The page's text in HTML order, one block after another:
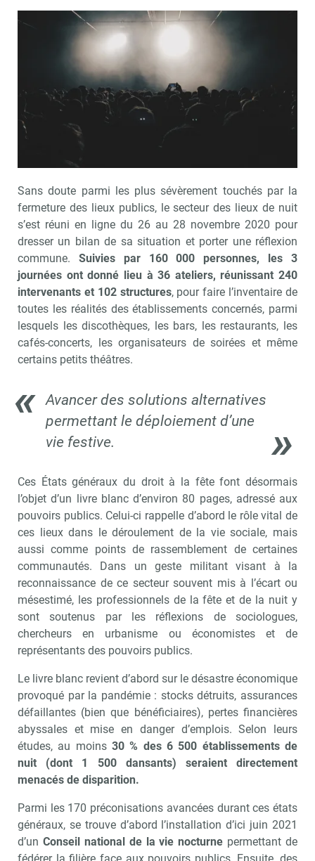
Sans doute parmi les plus sévèrement touchés par la
fermeture des lieux publics, le secteur des lieux de nuit
s’est réuni en ligne du 26 au 28 novembre 2020 pour
dresser un bilan de sa situation et porter une réflexion
commune. Suivies par 160 000 personnes, les 3
journées ont donné lieu à 36 ateliers, réunissant 240
intervenants et 102 structures, pour faire l’inventaire de
toutes les réalités des établissements concernés, parmi
lesquels les discothèques, les bars, les restaurants, les
cafés-concerts, les organisateurs de soirées et même
certains petits théâtres.
Avancer des solutions alternatives
permettant le déploiement d’une
vie festive.
Ces États généraux du droit à la fête font désormais
l’objet d’un livre blanc d’environ 80 pages, adressé aux
pouvoirs publics. Celui-ci rappelle d’abord le rôle vital de
ces lieux dans le déroulement de la vie sociale, mais
aussi comme points de rassemblement de certaines
communautés. Dans un geste militant visant à la
reconnaissance de ce secteur souvent mis à l’écart ou
mésestimé, les professionnels de la fête et de la nuit y
sont soutenus par les réflexions de sociologues,
chercheurs en urbanisme ou économistes et de
représentants des pouvoirs publics.
Le livre blanc revient d’abord sur le désastre économique
provoqué par la pandémie : stocks détruits, assurances
défaillantes (bien que bénéficiaires), pertes financières
abyssales et mise en danger d’emplois. Selon leurs
études, au moins 30 % des 6 500 établissements de
nuit (dont 1 500 dansants) seraient directement
menacés de disparition.
Parmi les 170 préconisations avancées durant ces états
généraux, se trouve d’abord l’installation d’ici juin 2021
d’un Conseil national de la vie nocturne permettant de